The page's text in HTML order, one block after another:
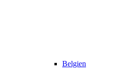
Belgien